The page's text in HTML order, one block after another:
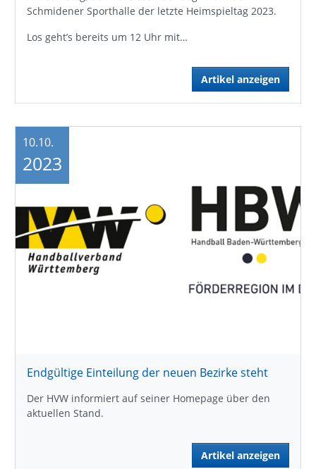
Schmidener Sporthalle der letzte Heimspieltag 2023.
Los geht’s bereits um 12 Uhr mit…
Artikel anzeigen
Endgültige Einteilung der neuen Bezirke steht
Der HVW informiert auf seiner Homepage über den
aktuellen Stand.
Artikel anzeigen
10.10.
2023